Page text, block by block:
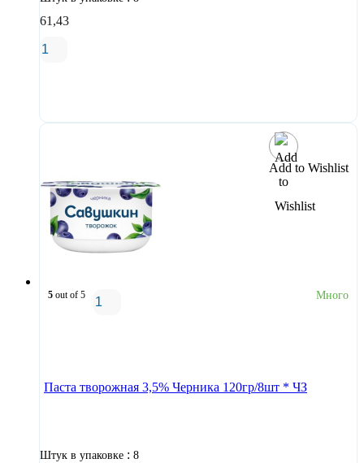
61,43
Add to Wishlist
5 out of 5 Много
Паста творожная 3,5% Черника 120гр/8шт * ЧЗ
Штук в упаковке : 8